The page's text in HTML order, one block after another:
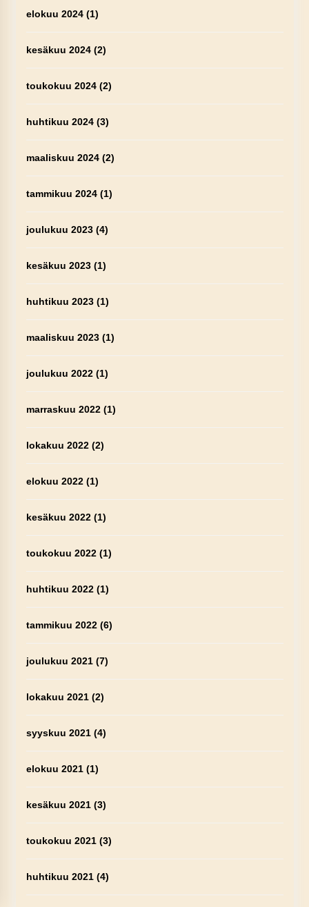
elokuu 2024(1)
kesäkuu 2024(2)
toukokuu 2024(2)
huhtikuu 2024(3)
maaliskuu 2024(2)
tammikuu 2024(1)
joulukuu 2023(4)
kesäkuu 2023(1)
huhtikuu 2023(1)
maaliskuu 2023(1)
joulukuu 2022(1)
marraskuu 2022(1)
lokakuu 2022(2)
elokuu 2022(1)
kesäkuu 2022(1)
toukokuu 2022(1)
huhtikuu 2022(1)
tammikuu 2022(6)
joulukuu 2021(7)
lokakuu 2021(2)
syyskuu 2021(4)
elokuu 2021(1)
kesäkuu 2021(3)
toukokuu 2021(3)
huhtikuu 2021(4)